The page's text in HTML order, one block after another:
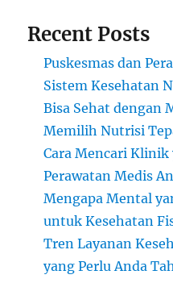
Recent Posts
Puskesmas dan
Sistem Kesehatan
Bisa Sehat dengan
Memilih Nutrisi
Cara Mencari
Perawatan Medis
Mengapa Mental
untuk Kesehatan
Tren Layanan
yang Perlu Anda